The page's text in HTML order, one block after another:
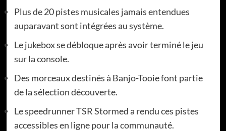
Plus de 20 pistes musicales jamais entendues
auparavant sont intégrées au système.
Le jukebox se débloque après avoir terminé le jeu
sur la console.
Des morceaux destinés à Banjo-Tooie font partie
de la sélection découverte.
Le speedrunner TSR Stormed a rendu ces pistes
accessibles en ligne pour la communauté.